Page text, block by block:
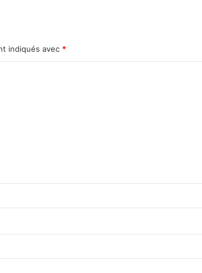
indiqués avec *